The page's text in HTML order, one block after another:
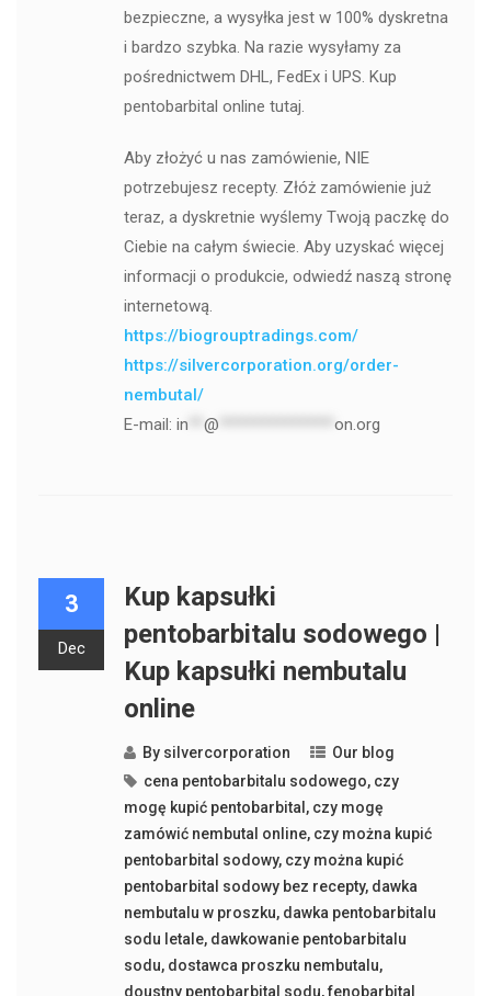
bezpieczne, a wysyłka jest w 100% dyskretna
i bardzo szybka. Na razie wysyłamy za
pośrednictwem DHL, FedEx i UPS. Kup
pentobarbital online tutaj.
Aby złożyć u nas zamówienie, NIE
potrzebujesz recepty. Złóż zamówienie już
teraz, a dyskretnie wyślemy Twoją paczkę do
Ciebie na całym świecie. Aby uzyskać więcej
informacji o produkcie, odwiedź naszą stronę
internetową.
https://biogrouptradings.com/
https://silvercorporation.org/order-
nembutal/
E-mail: in @ on.org
3
Dec
Kup kapsułki
pentobarbitalu sodowego |
Kup kapsułki nembutalu
online
By silvercorporation
Our blog
cena pentobarbitalu sodowego, czy
mogę kupić pentobarbital , czy mogę
zamówić nembutal online, czy można kupić
pentobarbital sodowy, czy można kupić
pentobarbital sodowy bez recepty, dawka
nembutalu w proszku, dawka pentobarbitalu
sodu letale, dawkowanie pentobarbitalu
sodu, dostawca proszku nembutalu,
doustny pentobarbital sodu,fenobarbital